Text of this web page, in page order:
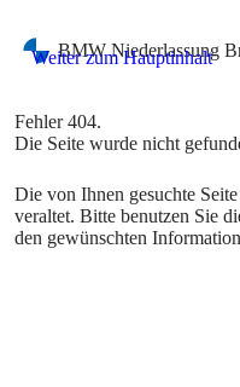
Die von Ihnen gesuchte
veraltet. Bitte benutzen Sie
den gewünschten